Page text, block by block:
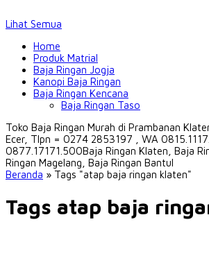
Lihat Semua
Home
Produk Matrial
Baja Ringan Jogja
Kanopi Baja Ringan
Baja Ringan Kencana
Baja Ringan Taso
Toko Baja Ringan Murah di Prambanan
Ecer, Tlpn = 0274 2853197 , WA
0877.17171.500Baja Ringan Klaten, Baja
Ringan Magelang, Baja Ringan Bantul
Beranda » Tags "atap baja ringan klaten"
Tags atap baja